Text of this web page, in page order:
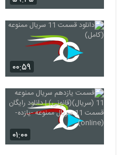
۰۰:۵۹
۰۱:۰۰